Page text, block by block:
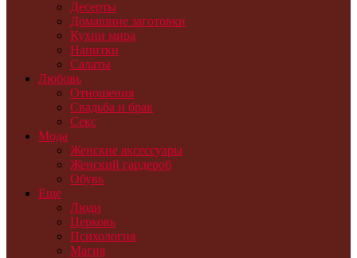
Десерты
Домашние заготовки
Кухни мира
Напитки
Салаты
Любовь
Отношения
Свадьба и брак
Секс
Мода
Женские аксессуары
Женский гардероб
Обувь
Еще
Люди
Церковь
Психология
Магия